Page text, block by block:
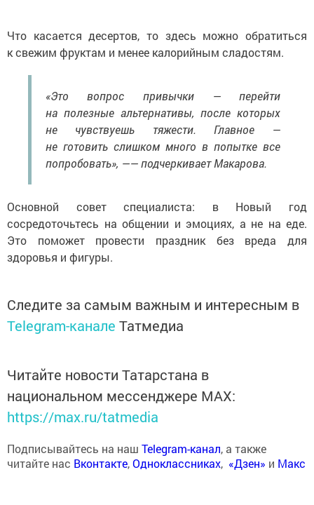
Что касается десертов, то здесь можно обратиться
к свежим фруктам и менее калорийным сладостям.
«Это вопрос привычки — перейти
на полезные альтернативы, после которых
не чувствуешь тяжести. Главное —
не готовить слишком много в попытке все
попробовать», —— подчеркивает Макарова.
Основной совет специалиста: в Новый год
сосредоточьтесь на общении и эмоциях, а не на еде.
Это поможет провести праздник без вреда для
здоровья и фигуры.
Следите за самым важным и интересным в
Telegram-канале Татмедиа
Читайте новости Татарстана в
национальном мессенджере MАХ:
https://max.ru/tatmedia
Подписывайтесь на наш Telegram-канал, а также
читайте нас Вконтакте,Одноклассниках, «Дзен» и Макс